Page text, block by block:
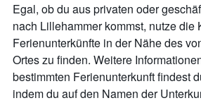
hat
1
Y-
Achse,
die
den
durchschnittlichen
Egal, ob du aus privaten oder
nach Lillehammer kommst, nutze die
Ferienunterkünfte in der Nähe des
Ortes zu finden. Weitere
bestimmten Ferienunterkunft findest
indem du auf den Namen der